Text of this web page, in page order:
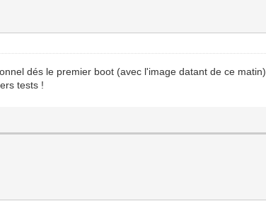
dés le premier boot (avec l'image datant de ce matin).
tests !